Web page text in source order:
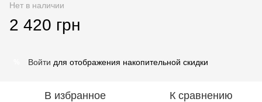
Нет в наличии
2 420 грн
Войти для отображения накопительной скидки
В избранное К сравнению